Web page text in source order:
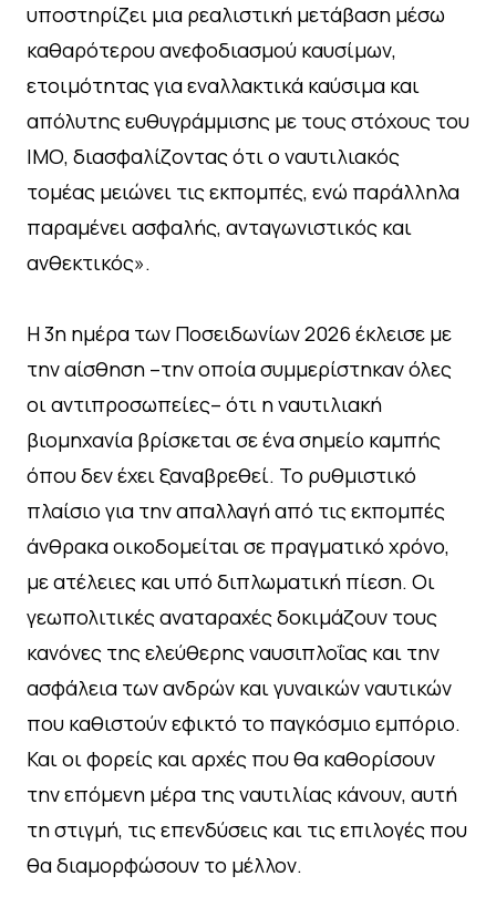
υποστηρίζει μια ρεαλιστική μετάβαση μέσω
καθαρότερου ανεφοδιασμού καυσίμων,
ετοιμότητας για εναλλακτικά καύσιμα και
απόλυτης ευθυγράμμισης με τους στόχους του
ΙΜΟ, διασφαλίζοντας ότι ο ναυτιλιακός
τομέας μειώνει τις εκπομπές, ενώ παράλληλα
παραμένει ασφαλής, ανταγωνιστικός και
ανθεκτικός».
Η 3η ημέρα των Ποσειδωνίων 2026 έκλεισε με
την αίσθηση –την οποία συμμερίστηκαν όλες
οι αντιπροσωπείες– ότι η ναυτιλιακή
βιομηχανία βρίσκεται σε ένα σημείο καμπής
όπου δεν έχει ξαναβρεθεί. Το ρυθμιστικό
πλαίσιο για την απαλλαγή από τις εκπομπές
άνθρακα οικοδομείται σε πραγματικό χρόνο,
με ατέλειες και υπό διπλωματική πίεση. Οι
γεωπολιτικές αναταραχές δοκιμάζουν τους
κανόνες της ελεύθερης ναυσιπλοΐας και την
ασφάλεια των ανδρών και γυναικών ναυτικών
που καθιστούν εφικτό το παγκόσμιο εμπόριο.
Και οι φορείς και αρχές που θα καθορίσουν
την επόμενη μέρα της ναυτιλίας κάνουν, αυτή
τη στιγμή, τις επενδύσεις και τις επιλογές που
θα διαμορφώσουν το μέλλον.